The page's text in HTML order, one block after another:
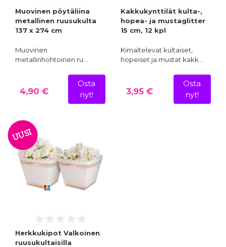
Muovinen pöytäliina
metallinen ruusukulta
137 x 274 cm
Muovinen
metallinhohtoinen ru…
4,90 €
Osta
nyt!
Kakkukynttilät kulta-,
hopea- ja mustaglitter
15 cm, 12 kpl
Kimaltelevat kultaiset,
hopeiset ja mustat kakk…
3,95 €
Osta
nyt!
UUSI
Herkkukipot Valkoinen
ruusukultaisilla